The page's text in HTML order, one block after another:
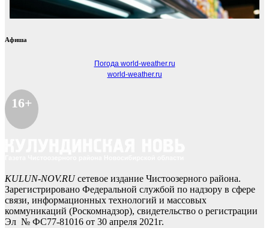
Афиша
Погода world-weather.ru
world-weather.ru
16+
KULUN-NOV.RUсетевое издание Чистоозерного района.
Зарегистрировано Федеральной службой по надзору в сфере
связи, информационных технологий и массовых
коммуникаций (Роскомнадзор), свидетельство о регистрации
Эл № ФС77-81016 от 30 апреля 2021г.